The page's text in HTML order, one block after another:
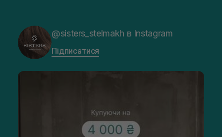
@sisters_stelmakh в Instagram
Підписатися